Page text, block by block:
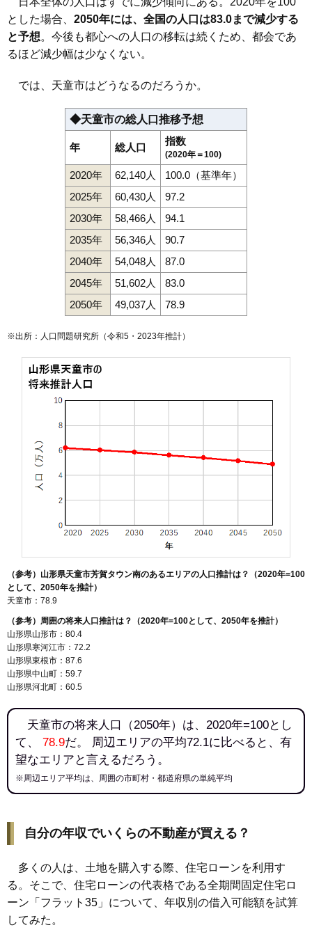
とした場合、 2050年には、全国の人口は83.0まで減少する
と予想。今後も都心への人口の移転は続くため、都会であ
るほど減少幅は少なくない。
では、天童市はどうなるのだろうか。
◆天童市の総人口推移予想
年 総人口
指数
(2020年＝100)
2020年 62,140人
100.0（基準年）
2025年
60,430人
97.2
2030年
58,466人
94.1
2035年
56,346人
90.7
2040年
54,048人
87.0
2045年
51,602人
83.0
2050年
49,037人 78.9
※出所：人口問題研究所（令和5・2023年推計）
（参考）山形県天童市芳賀タウン南のあるエリアの人口推計は？（2020年=100
として、2050年を推計）
天童市：78.9
（参考）周囲の将来人口推計は？（2020年=100として、2050年を推計）
山形県山形市：80.4
山形県寒河江市：72.2
山形県東根市：87.6
山形県中山町：59.7
山形県河北町：60.5
天童市の将来人口（2050年）は、2020年=100とし
て、 78.9だ。 周辺エリアの平均72.1に比べると、有
望なエリアと言えるだろう。
※周辺エリア平均は、周囲の市町村・都道府県の単純平均
自分の年収でいくらの不動産が買える？
多くの人は、土地を購入する際、住宅ローンを利用す
る。そこで、住宅ローンの代表格である全期間固定住宅ロ
ーン「フラット35」について、年収別の借入可能額を試算
してみた。